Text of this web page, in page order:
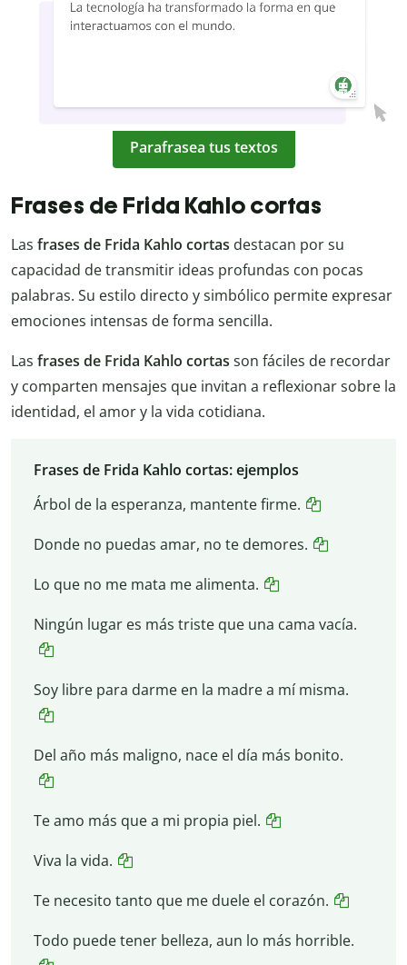
Parafrasea tus textos
Frases de Frida Kahlo cortas
Las frases de Frida Kahlo cortas destacan por su
capacidad de transmitir ideas profundas con pocas
palabras. Su estilo directo y simbólico permite expresar
emociones intensas de forma sencilla.
Las frases de Frida Kahlo cortas son fáciles de recordar
y comparten mensajes que invitan a reflexionar sobre la
identidad, el amor y la vida cotidiana.
Frases de Frida Kahlo cortas: ejemplos
Árbol de la esperanza, mantente firme.
Donde no puedas amar, no te demores.
Lo que no me mata me alimenta.
Ningún lugar es más triste que una cama vacía.
Soy libre para darme en la madre a mí misma.
Del año más maligno, nace el día más bonito.
Te amo más que a mi propia piel.
Viva la vida.
Te necesito tanto que me duele el corazón.
Todo puede tener belleza, aun lo más horrible.